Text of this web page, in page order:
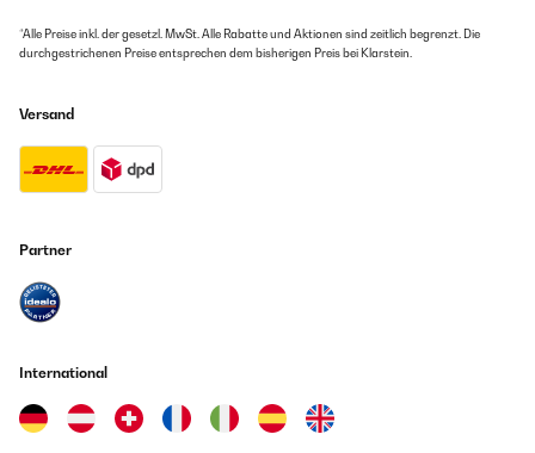
*Alle Preise inkl. der gesetzl. MwSt. Alle Rabatte und Aktionen sind zeitlich begrenzt. Die
durchgestrichenen Preise entsprechen dem bisherigen Preis bei Klarstein.
Versand
Partner
International